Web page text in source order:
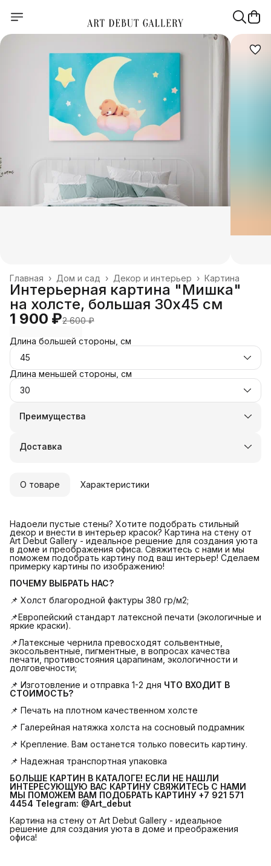
Картина
Декор и интерьер ›
Дом и сад ›
Главная ›
Интерьерная картина "Мишка"
на холсте, большая 30х45 см
1 900 ₽2 600 ₽
Длина большей стороны, см
45
Длина меньшей стороны, см
30
Преимущества
Оплата частями в Сплит
Удобный возврат
Доставка
О товаре Характеристики
Надоели пустые стены? Хотите подобрать стильный
декор и внести в интерьер красок? Картина на стену от
Art Debut Gallery - идеальное решение для создания уюта
в доме и преображения офиса. Свяжитесь с нами и мы
поможем подобрать картину под ваш интерьер! Сделаем
примерку картины по изображению!
ПОЧЕМУ ВЫБРАТЬ НАС?
📌 Холст благородной фактуры 380 гр/м2;
📌Европейский стандарт латексной печати (экологичные и
яркие краски).
📌Латексные чернила превосходят сольвентные,
экосольвентные, пигментные, в вопросах качества
печати, противостояния царапинам, экологичности и
долговечности;
📌 Изготовление и отправка 1-2 дня ЧТО ВХОДИТ В
СТОИМОСТЬ?
📌 Печать на плотном качественном холсте
📌 Галерейная натяжка холста на сосновый подрамник
📌 Крепление. Вам останется только повесить картину.
📌 Надежная транспортная упаковка
БОЛЬШЕ КАРТИН В КАТАЛОГЕ! ЕСЛИ НЕ НАШЛИ
ИНТЕРЕСУЮЩУЮ ВАС КАРТИНУ СВЯЖИТЕСЬ С НАМИ
МЫ ПОМОЖЕМ ВАМ ПОДОБРАТЬ КАРТИНУ +7 921 571
4454 Telegram: @Art_debut
Картина на стену от Art Debut Gallery - идеальное
решение для создания уюта в доме и преображения
офиса!